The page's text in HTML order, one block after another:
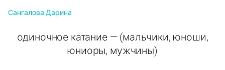
Сангалова Дарина
одиночное катание — (мальчики, юноши,
юниоры, мужчины)